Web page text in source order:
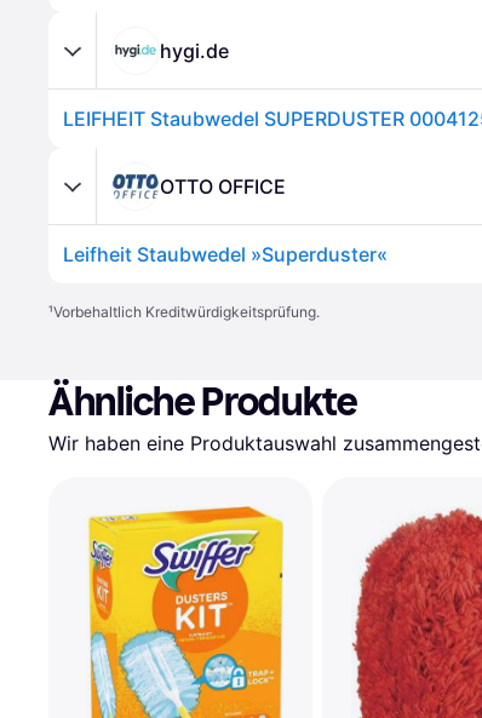
hygi.de
LEIFHEIT Staubwedel SUPERDUSTER
OTTO OFFICE
Leifheit Staubwedel »Superduster«
¹Vorbehaltlich Kreditwürdigkeitsprüfung.
Ähnliche Produkte
Wir haben eine Produktauswahl